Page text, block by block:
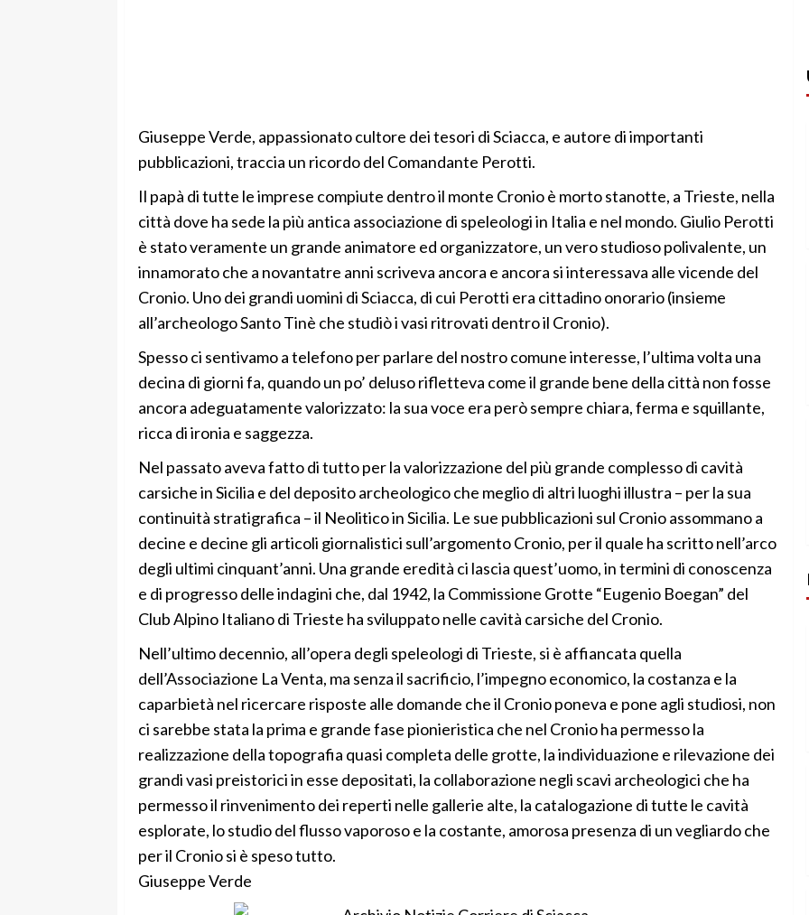
Giuseppe Verde, appassionato cultore dei tesori di Sciacca, e autore di importanti
pubblicazioni, traccia un ricordo del Comandante Perotti.
Il papà di tutte le imprese compiute dentro il monte Cronio è morto stanotte, a Trieste, nella
città dove ha sede la più antica associazione di speleologi in Italia e nel mondo. Giulio Perotti
è stato veramente un grande animatore ed organizzatore, un vero studioso polivalente, un
innamorato che a novantatre anni scriveva ancora e ancora si interessava alle vicende del
Cronio. Uno dei grandi uomini di Sciacca, di cui Perotti era cittadino onorario (insieme
all’archeologo Santo Tinè che studiò i vasi ritrovati dentro il Cronio).
Spesso ci sentivamo a telefono per parlare del nostro comune interesse, l’ultima volta una
decina di giorni fa, quando un po’ deluso rifletteva come il grande bene della città non fosse
ancora adeguatamente valorizzato: la sua voce era però sempre chiara, ferma e squillante,
ricca di ironia e saggezza.
Nel passato aveva fatto di tutto per la valorizzazione del più grande complesso di cavità
carsiche in Sicilia e del deposito archeologico che meglio di altri luoghi illustra – per la sua
continuità stratigrafica – il Neolitico in Sicilia. Le sue pubblicazioni sul Cronio assommano a
decine e decine gli articoli giornalistici sull’argomento Cronio, per il quale ha scritto nell’arco
degli ultimi cinquant’anni. Una grande eredità ci lascia quest’uomo, in termini di conoscenza
e di progresso delle indagini che, dal 1942, la Commissione Grotte “Eugenio Boegan” del
Club Alpino Italiano di Trieste ha sviluppato nelle cavità carsiche del Cronio.
Nell’ultimo decennio, all’opera degli speleologi di Trieste, si è affiancata quella
dell’Associazione La Venta, ma senza il sacrificio, l’impegno economico, la costanza e la
caparbietà nel ricercare risposte alle domande che il Cronio poneva e pone agli studiosi, non
ci sarebbe stata la prima e grande fase pionieristica che nel Cronio ha permesso la
realizzazione della topografia quasi completa delle grotte, la individuazione e rilevazione dei
grandi vasi preistorici in esse depositati, la collaborazione negli scavi archeologici che ha
permesso il rinvenimento dei reperti nelle gallerie alte, la catalogazione di tutte le cavità
esplorate, lo studio del flusso vaporoso e la costante, amorosa presenza di un vegliardo che
per il Cronio si è speso tutto.
Giuseppe Verde